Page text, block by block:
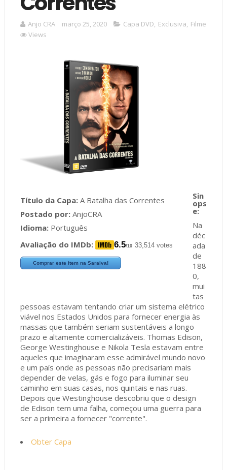
Anjo CRA março 25, 2020 Capa DVD, Exclusiva, Filme
Views
Título da Capa:A Batalha das Correntes
Postado por:AnjoCRA
Idioma:Português
Avaliação do IMDb:
6.5/10 33,514 votes
Comprar este item na Saraiva!
Na
déc
ada
de
188
0,
mui
tas
pessoas estavam tentando criar um sistema elétrico
viável nos Estados Unidos para fornecer energia às
massas que também seriam sustentáveis a longo
prazo e altamente comercializáveis. Thomas Edison,
George Westinghouse e Nikola Tesla estavam entre
aqueles que imaginaram esse admirável mundo novo
e um país onde as pessoas não precisariam mais
depender de velas, gás e fogo para iluminar seu
caminho em suas casas, nos quintais e nas ruas.
Depois que Westinghouse descobriu que o design
de Edison tem uma falha, começou uma guerra para
ser a primeira a fornecer "corrente".
Obter Capa